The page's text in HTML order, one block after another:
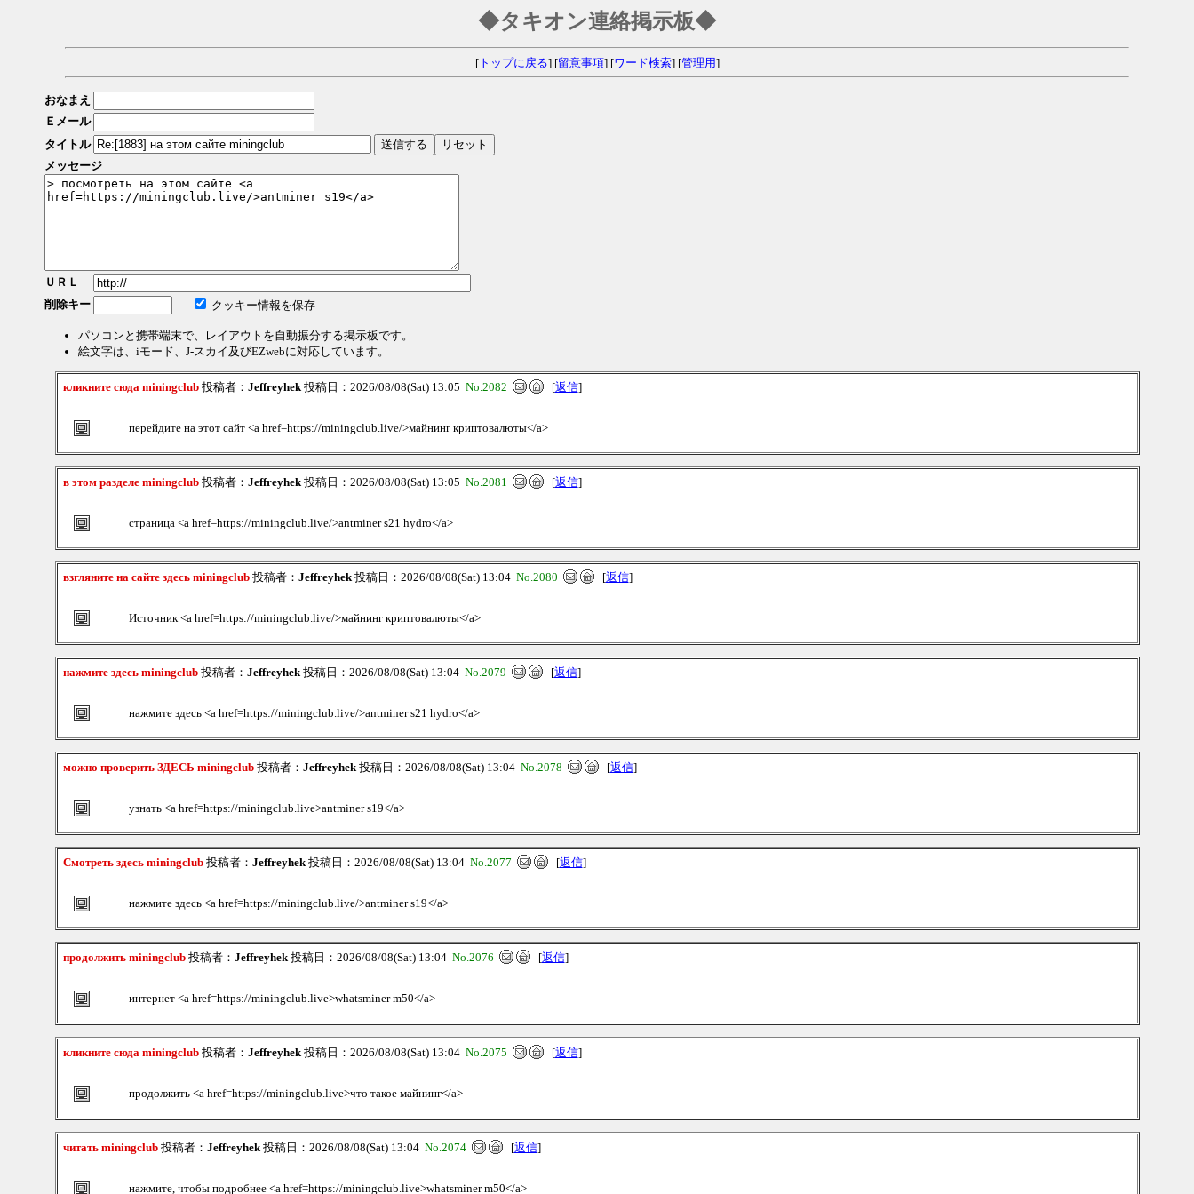
◆タキオン連絡掲示板◆
[トップに戻る] [留意事項] [ワード検索] [管理用]
おなまえ
Ｅメール
タイトル
メッセージ
ＵＲＬ
削除キー
クッキー情報を保存
パソコンと携帯端末で、レイアウトを自動振分する掲示板です。
絵文字は、iモード、J-スカイ及びEZwebに対応しています。
кликните сюда miningclub投稿者： Jeffreyhek投稿日：2026/08/08(Sat) 13:05 No.2082 [返信]
перейдите на этот сайт <a href=https://miningclub.live/>майнинг криптовалюты</a>
в этом разделе miningclub投稿者： Jeffreyhek投稿日：2026/08/08(Sat) 13:05 No.2081 [返信]
страница <a href=https://miningclub.live/>antminer s21 hydro</a>
взгляните на сайте здесь miningclub投稿者： Jeffreyhek投稿日：2026/08/08(Sat) 13:04 No.2080 [返信]
Источник <a href=https://miningclub.live/>майнинг криптовалюты</a>
нажмите здесь miningclub投稿者： Jeffreyhek投稿日：2026/08/08(Sat) 13:04 No.2079 [返信]
нажмите здесь <a href=https://miningclub.live/>antminer s21 hydro</a>
можно проверить ЗДЕСЬ miningclub投稿者： Jeffreyhek投稿日：2026/08/08(Sat) 13:04 No.2078 [返信]
узнать <a href=https://miningclub.live>antminer s19</a>
Смотреть здесь miningclub投稿者： Jeffreyhek投稿日：2026/08/08(Sat) 13:04 No.2077 [返信]
нажмите здесь <a href=https://miningclub.live/>antminer s19</a>
продолжить miningclub投稿者： Jeffreyhek投稿日：2026/08/08(Sat) 13:04 No.2076 [返信]
интернет <a href=https://miningclub.live>whatsminer m50</a>
кликните сюда miningclub投稿者： Jeffreyhek投稿日：2026/08/08(Sat) 13:04 No.2075 [返信]
продолжить <a href=https://miningclub.live>что такое майнинг</a>
читать miningclub投稿者： Jeffreyhek投稿日：2026/08/08(Sat) 13:04 No.2074 [返信]
нажмите, чтобы подробнее <a href=https://miningclub.live>whatsminer m50</a>